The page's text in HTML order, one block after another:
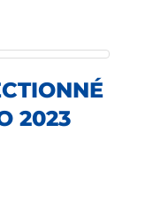
2023